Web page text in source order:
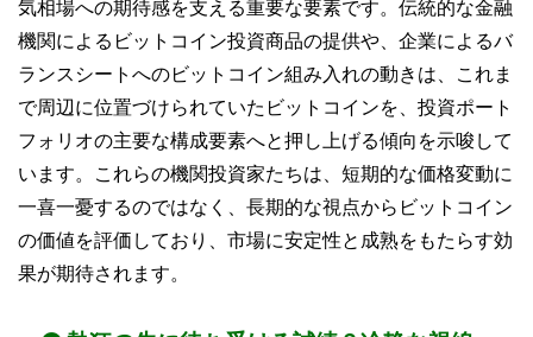
気相場への期待感を支える重要な要素です。伝統的な金融
機関によるビットコイン投資商品の提供や、企業によるバ
ランスシートへのビットコイン組み入れの動きは、これま
で周辺に位置づけられていたビットコインを、投資ポート
フォリオの主要な構成要素へと押し上げる傾向を示唆して
います。これらの機関投資家たちは、短期的な価格変動に
一喜一憂するのではなく、長期的な視点からビットコイン
の価値を評価しており、市場に安定性と成熟をもたらす効
果が期待されます。